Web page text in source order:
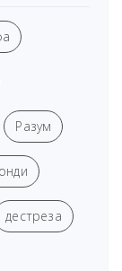
Разум
дестреза